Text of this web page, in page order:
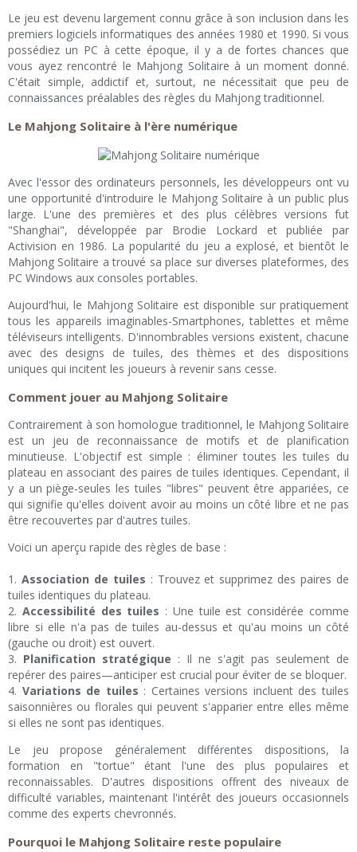
Le jeu est devenu largement connu grâce à son inclusion dans les
premiers logiciels informatiques des années 1980 et 1990. Si vous
possédiez un PC à cette époque, il y a de fortes chances que
vous ayez rencontré le Mahjong Solitaire à un moment donné.
C'était simple, addictif et, surtout, ne nécessitait que peu de
connaissances préalables des règles du Mahjong traditionnel.
Le Mahjong Solitaire à l'ère numérique
Avec l'essor des ordinateurs personnels, les développeurs ont vu
une opportunité d'introduire le Mahjong Solitaire à un public plus
large. L'une des premières et des plus célèbres versions fut
"Shanghai", développée par Brodie Lockard et publiée par
Activision en 1986. La popularité du jeu a explosé, et bientôt le
Mahjong Solitaire a trouvé sa place sur diverses plateformes, des
PC Windows aux consoles portables.
Aujourd'hui, le Mahjong Solitaire est disponible sur pratiquement
tous les appareils imaginables-Smartphones, tablettes et même
téléviseurs intelligents. D'innombrables versions existent, chacune
avec des designs de tuiles, des thèmes et des dispositions
uniques qui incitent les joueurs à revenir sans cesse.
Comment jouer au Mahjong Solitaire
Contrairement à son homologue traditionnel, le Mahjong Solitaire
est un jeu de reconnaissance de motifs et de planification
minutieuse. L'objectif est simple : éliminer toutes les tuiles du
plateau en associant des paires de tuiles identiques. Cependant, il
y a un piège-seules les tuiles "libres" peuvent être appariées, ce
qui signifie qu'elles doivent avoir au moins un côté libre et ne pas
être recouvertes par d'autres tuiles.
Voici un aperçu rapide des règles de base :
1. Association de tuiles : Trouvez et supprimez des paires de
tuiles identiques du plateau.
2. Accessibilité des tuiles : Une tuile est considérée comme
libre si elle n'a pas de tuiles au-dessus et qu'au moins un côté
(gauche ou droit) est ouvert.
3. Planification stratégique : Il ne s'agit pas seulement de
repérer des paires—anticiper est crucial pour éviter de se bloquer.
4. Variations de tuiles : Certaines versions incluent des tuiles
saisonnières ou florales qui peuvent s'apparier entre elles même
si elles ne sont pas identiques.
Le jeu propose généralement différentes dispositions, la
formation en "tortue" étant l'une des plus populaires et
reconnaissables. D'autres dispositions offrent des niveaux de
difficulté variables, maintenant l'intérêt des joueurs occasionnels
comme des experts chevronnés.
Pourquoi le Mahjong Solitaire reste populaire